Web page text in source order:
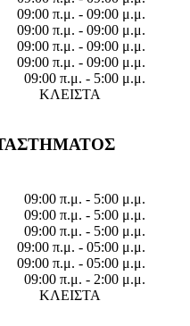
09:00 π.μ. - 09:00 μ.μ.
09:00 π.μ. - 09:00 μ.μ.
09:00 π.μ. - 09:00 μ.μ.
09:00 π.μ. - 09:00 μ.μ.
09:00 π.μ. - 5:00 μ.μ.
ΚΛΕΙΣΤΑ
09:00 π.μ. - 5:00 μ.μ.
09:00 π.μ. - 5:00 μ.μ.
09:00 π.μ. - 5:00 μ.μ.
09:00 π.μ. - 05:00 μ.μ.
09:00 π.μ. - 05:00 μ.μ.
09:00 π.μ. - 2:00 μ.μ.
ΚΛΕΙΣΤΑ